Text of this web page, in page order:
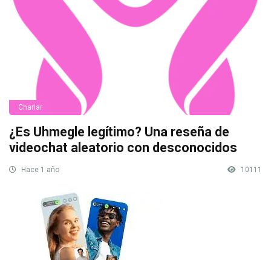
Charlar
¿Es Uhmegle legítimo? Una reseña de
videochat aleatorio con desconocidos
Hace 1 año 10111